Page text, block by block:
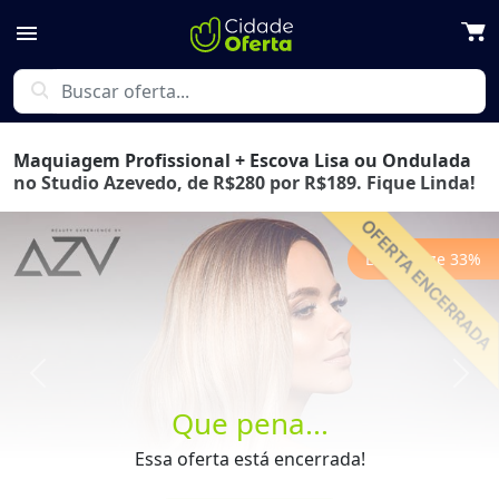
menu
search
Que pena...
Essa oferta está encerrada!
Maquiagem Profissional + Escova Lisa ou Ondulada
no Studio Azevedo, de R$280 por R$189. Fique Linda!
Economize 33%